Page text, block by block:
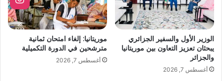
الوزير الأول والسفير الجزائري
يبحثان تعزيز التعاون بين موريتانيا
والجزائر
أغسطس 7, 2026
موريتانيا: إلغاء امتحان ثمانية
مترشحين في الدورة التكميلية
أغسطس 7, 2026